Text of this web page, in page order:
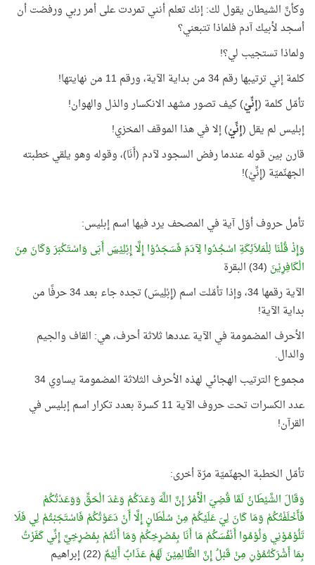
وكأنَّ الشيطان يقول لك: إنك تعلم أنني تمردت على أمر ربي ورفضت أن
أسجد لأبيك آدم فلماذا تتبعني؟
ولماذا تستجيب لي؟!
كلمة إني ترتيبها رقم 34 من بداية الآية، ورقم 11 من نهايتها!
تأمّل كلمة (إِنِّيْ) كيف تصور مشهد الانكسار والذل والهوان!
إبليس لم يقل (إِنِّيْ) إلا في هذا الموقف المخزي!
قارن بين قوله عندما رفض السجود لآدم (أَنَا)، وقوله وهو يلقي خطبته
الجهنّميّة (إِنِّيْ)!
تأمل حروف أوّل آية في المصحف يرد فيها اسم إبليس:
وَإِذْ قُلْنَا لِلْمَلاَئِكَةِ اسْجُدُوا لِآدَمَ فَسَجَدُوْا إِلَّاإِبْلِيْسَأَبَى وَاسْتَكْبَرَ وَكَانَ مِنَ
الْكَافِرِيْنَ (34) البقرة
الآية رقمها 34، وإذا تأمّلت اسم (إِبْلِيسَ) تجده جاء بعد 34 حرفًا من
بداية الآية!
الأحرف المضمومة في الآية عددها ثلاثة أحرف، هي: القاف والجيم
والدال.
مجموع الترتيب الهجائي لهذه الأحرف الثلاثة المضمومة يساوي 34
عدد الكسرات تحت حروف الآية 11 كسرة بعدد تكرار اسم إبليس في
القرآن!
تأمّل الخطبة الجهنّميّة مرّة أخرى:
وَقَالَ الشَّيْطَانُ لَمَّا قُضِيَ الْأَمْرُ إِنَّ اللَّهَ وَعَدَكُمْ وَعْدَ الْحَقِّ وَوَعَدْتُكُمْ
فَأَخْلَفْتُكُمْ وَمَا كَانَ لِيَ عَلَيْكُمْ مِنْ سُلْطَانٍ إِلَّا أَنْ دَعَوْتُكُمْ فَاسْتَجَبْتُمْ لِي فَلَا
تَلُوْمُوْنِي وَلُوْمُوا أَنْفُسَكُمْ مَا أَنَا بِمُصْرِخِكُمْ وَمَا أَنْتُمْ بِمُصْرِخِيَّ إِنِّي كَفَرْتُ
بِمَا أَشْرَكْتُمُوْنِ مِنْ قَبْلُ إِنَّ الظَّالِمِيْنَ لَهُمْ عَذَابٌ أَلِيْمٌ (22) إبراهيم